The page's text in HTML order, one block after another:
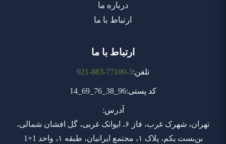
درباره ما
ارتباط با ما
ارتباط با ما
021-883-77100-3
14_69_76_38_96
تهران، شهرک غرب، فاز ۶، ایوانک غربی، گل افشان شمالی،
بن‌بست یکم، پلاک ۱، مجتمع ایرانیان، طبقه ۱، واحد 1+1